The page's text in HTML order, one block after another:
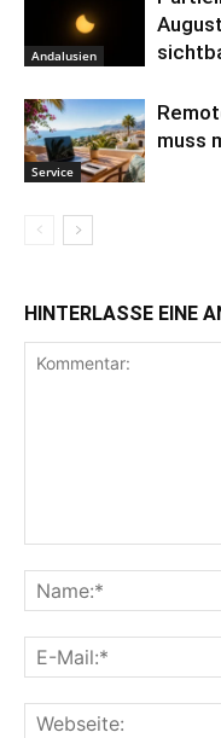
Andalusien
Service
muss
HINTERLASSE EINE